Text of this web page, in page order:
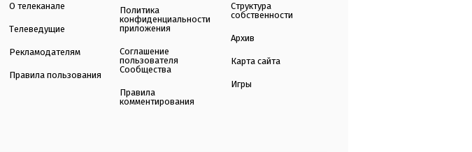
О телеканале
Телеведущие
Рекламодателям
Правила пользования
Политика
конфиденциальности
приложения
Соглашение
пользователя
Сообщества
Правила
комментирования
Структура
собственности
Архив
Карта сайта
Игры